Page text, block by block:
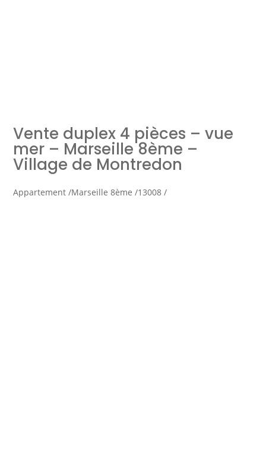
Rejoindre Weloge
Trouver un consultant
Accès propriétaire / locataire
Vente duplex 4 pièces – vue
mer – Marseille 8ème –
Village de Montredon
Appartement /Marseille 8ème /13008 /